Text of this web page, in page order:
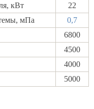
кВт
22
мПа
0,7
6800
4500
4000
5000